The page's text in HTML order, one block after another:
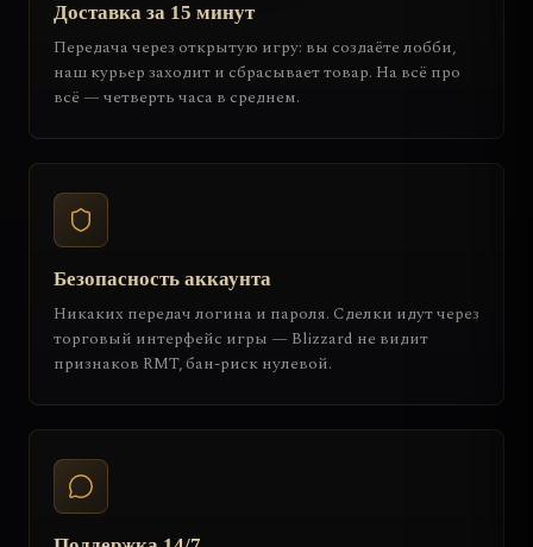
Доставка за 15 минут
Передача через открытую игру: вы создаёте лобби,
наш курьер заходит и сбрасывает товар. На всё про
всё — четверть часа в среднем.
Безопасность аккаунта
Никаких передач логина и пароля. Сделки идут через
торговый интерфейс игры — Blizzard не видит
признаков RMT, бан-риск нулевой.